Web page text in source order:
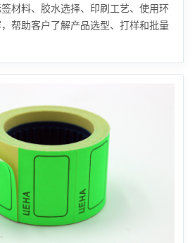
材料、胶水选择、印刷工艺、使用环
帮助客户了解产品选型、打样和批量